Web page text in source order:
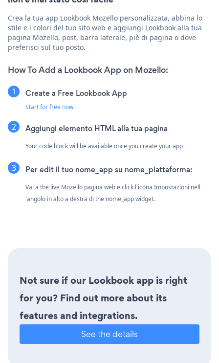
Crea la tua app Lookbook Mozello personalizzata, abbina lo
stile e i colori del tuo sito web e aggiungi Lookbook alla tua
pagina Mozello, post, barra laterale, piè di pagina o dove
preferisci sul tuo posto.
How To Add a Lookbook App on Mozello:
Create a Free Lookbook App
Start for free now
Aggiungi elemento HTML alla tua pagina
Your code block will be available once you create your app
Per edit il tuo nome_app su nome_piattaforma:
Vai a the live Mozello pagina web e click l'icona Impostazioni nell
'angolo in alto a destra di the nome_app widget.
Not sure if our Lookbook app is right
for you? Find out more about its
features and integrations.
See the details